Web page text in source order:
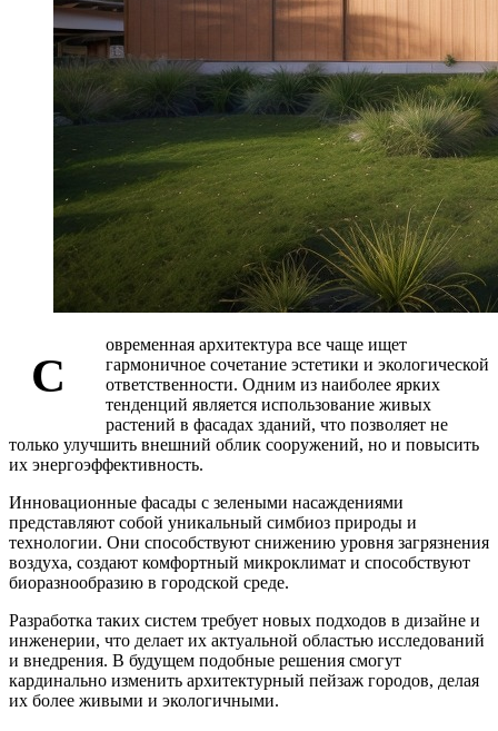
С
овременная архитектура все чаще ищет
гармоничное сочетание эстетики и экологической
ответственности. Одним из наиболее ярких
тенденций является использование живых
растений в фасадах зданий, что позволяет не
только улучшить внешний облик сооружений, но и повысить
их энергоэффективность.
Инновационные фасады с зелеными насаждениями
представляют собой уникальный симбиоз природы и
технологии. Они способствуют снижению уровня загрязнения
воздуха, создают комфортный микроклимат и способствуют
биоразнообразию в городской среде.
Разработка таких систем требует новых подходов в дизайне и
инженерии, что делает их актуальной областью исследований
и внедрения. В будущем подобные решения смогут
кардинально изменить архитектурный пейзаж городов, делая
их более живыми и экологичными.